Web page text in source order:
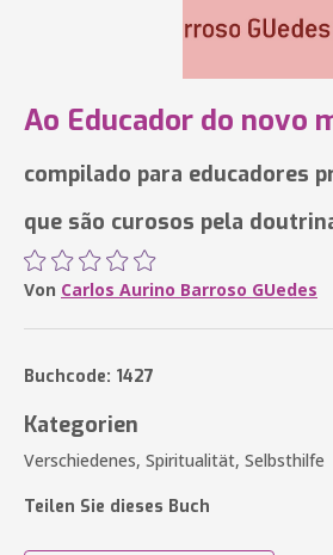
Ao Educador do novo
compilado para educadores
que são curosos pela
Von Carlos Aurino Barroso GUedes
Buchcode: 1427
Kategorien
Verschiedenes, Spiritualität, Selbsthilfe
Teilen Sie dieses Buch